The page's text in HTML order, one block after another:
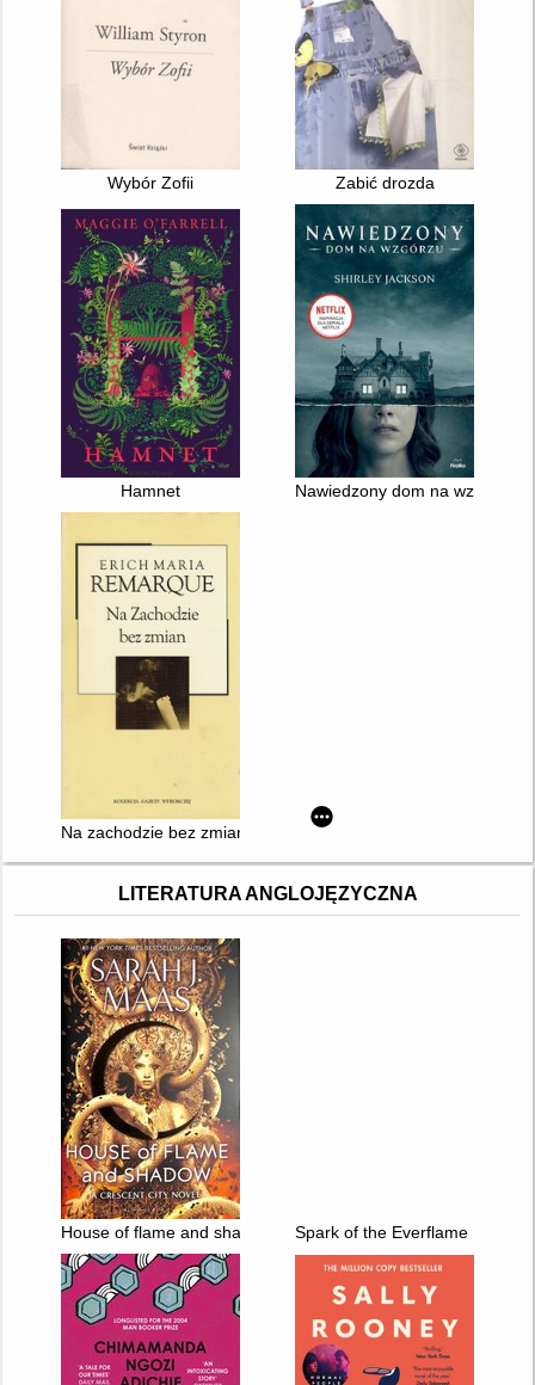
Wybór Zofii Zabić drozda
Hamnet Nawiedzony dom na wzgórzu
Na zachodzie bez zmian
LITERATURA ANGLOJĘZYCZNA
House of flame and shadow Spark of the Everflame : The